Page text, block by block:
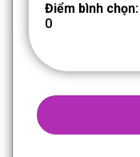
Điểm bình chọn:
0